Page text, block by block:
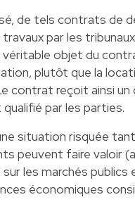
de tels contrats de
par les
véritable objet du
plutôt que la
contrat reçoit ainsi
par les parties.
situation risquée
peuvent faire valoir
les marchés
économiques